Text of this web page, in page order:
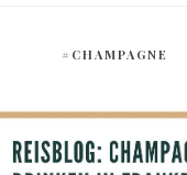
#CHAMPAGNE